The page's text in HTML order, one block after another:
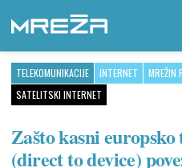
TELEKOMUNIKACIJE INTERNET MREŽIN
SATELITSKI INTERNET
Zašto kasni
(direct to device)